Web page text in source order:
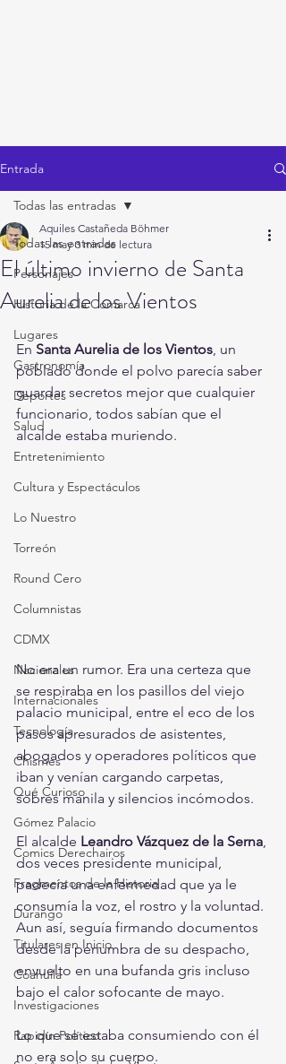
Entrada
Todas las entradas
Personajes
Historia de la Comarca
Lugares
Gastronomía
Deportes
Salud
Entretenimiento
Cultura y Espectáculos
Lo Nuestro
Torreón
Round Cero
Columnistas
CDMX
Nacionales
Internacionales
Tecnología
Chismes
Qué Curioso
Gómez Palacio
Comics Derechairos
Fragmentos de la Historia
Durango
Titulares en Inicio
Coahuila
Investigaciones
Rapidín Político
Todas las entradas
El último invierno de Santa
Aurelia de los Vientos
Aquiles Castañeda Böhmer
15 may 3 min de lectura
En Santa Aurelia de los Vientos, un
poblado donde el polvo parecía saber
guardar secretos mejor que cualquier
funcionario, todos sabían que el
alcalde estaba muriendo.
No era un rumor. Era una certeza que
se respiraba en los pasillos del viejo
palacio municipal, entre el eco de los
pasos apresurados de asistentes,
abogados y operadores políticos que
iban y venían cargando carpetas,
sobres manila y silencios incómodos.
El alcalde Leandro Vázquez de la Serna,
dos veces presidente municipal,
padecía una enfermedad que ya le
consumía la voz, el rostro y la voluntad.
Aun así, seguía firmando documentos
desde la penumbra de su despacho,
envuelto en una bufanda gris incluso
bajo el calor sofocante de mayo.
Lo que se estaba consumiendo con él
no era solo su cuerpo.